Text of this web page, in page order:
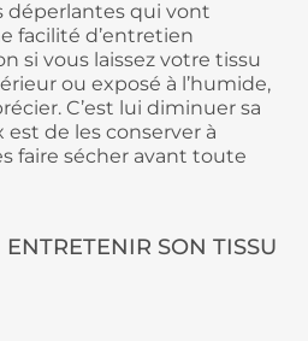
qui vont
facilité d’entretien
si vous laissez votre tissu
ou exposé à l’humide,
C’est lui diminuer sa
de les conserver à
faire sécher avant toute
SON TISSU